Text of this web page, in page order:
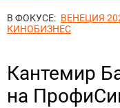
В ФОКУСЕ: ВЕНЕЦИЯ
КИНОБИЗНЕС
Кантемир
на